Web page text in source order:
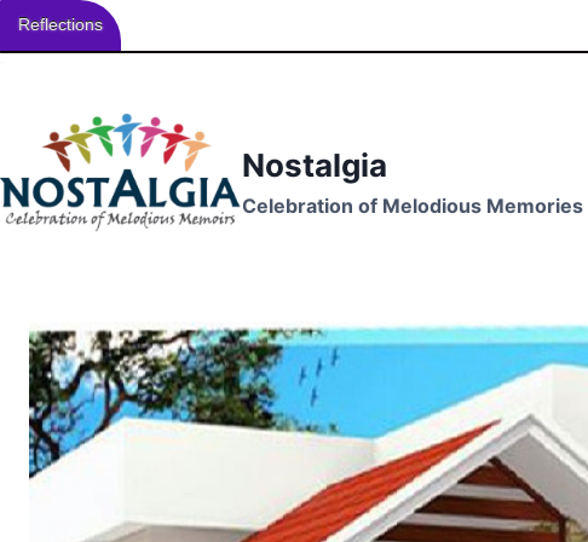
Reflections
content
Nostalgia
Celebration of Melodious Memories